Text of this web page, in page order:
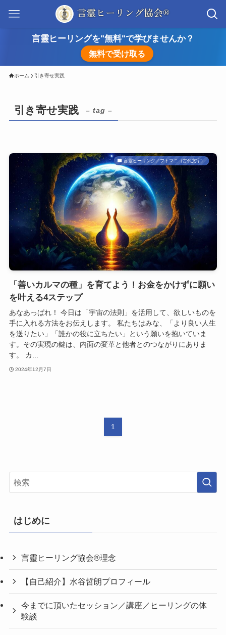
言靈ヒーリングを"無料"で学びませんか？
無料で受け取る
ホーム 引き寄せ実践
引き寄せ実践 – tag –
言靈ヒーリング／フトマニ（古代文字）
「善いカルマの種」を育てよう！お金をかけずに願い
を叶える4ステップ
あなあっぱれ！ 今日は「宇宙の法則」を活用して、欲しいものを
手に入れる方法をお伝えします。 私たちはみな、「より良い人生
を送りたい」「誰かの役に立ちたい」という願いを抱いていま
す。その実現の鍵は、内面の変革と他者とのつながりにありま
す。 カ...
2024年12月7日
1
はじめに
言靈ヒーリング協会®理念
【自己紹介】水谷哲朗プロフィール
今までに頂いたセッション／講座／ヒーリングの体
験談